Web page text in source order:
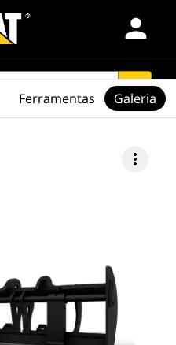
person
search
more_vert
Ferramentas Galeria